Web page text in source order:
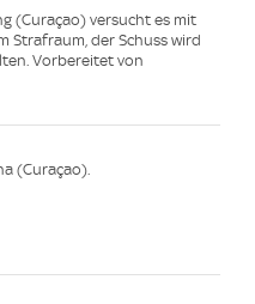
(Curaçao) versucht es mit
Strafraum, der Schuss wird
Vorbereitet von
(Curaçao).